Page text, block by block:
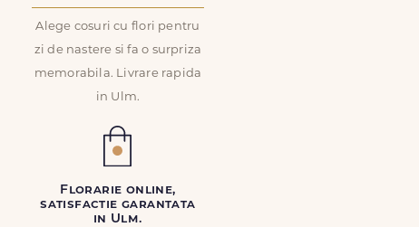
Alege cosuri cu flori pentru
zi de nastere si fa o surpriza
memorabila. Livrare rapida
in Ulm.
Florarie online,
satisfactie garantata
in Ulm.